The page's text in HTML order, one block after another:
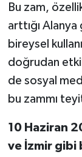
Bu zam,
arttığı
bireysel
doğrudan
de sosyal
bu zammı
10 Haziran
ve İzmir gibi